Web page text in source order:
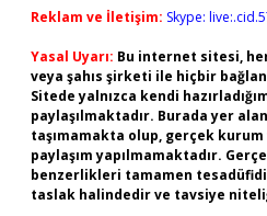
Reklam ve İletişim: Skype:
Yasal Uyarı: Bu internet sitesi,
veya şahıs şirketi ile hiçbir
Sitede yalnızca kendi
paylaşılmaktadır. Burada yer
taşımamakta olup, gerçek
paylaşım yapılmamaktadır.
benzerlikleri tamamen
taslak halindedir ve tavsiye